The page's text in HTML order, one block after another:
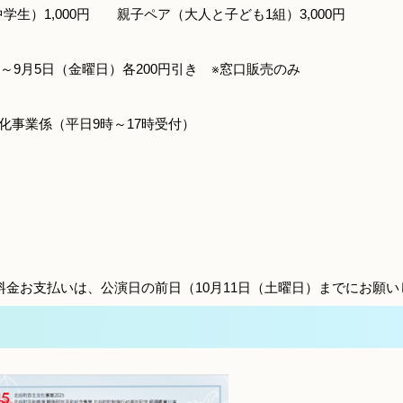
生）1,000円 親子ペア（大人と子ども1組）3,000円
5日（金曜日）各200円引き ※窓口販売のみ
業係（平日9時～17時受付）
お支払いは、公演日の前日（10月11日（土曜日）までにお願い